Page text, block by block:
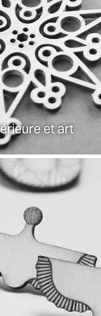
et art
formes
plastique
prototypes
des
et bien
et accessoires
sur des
des montres,